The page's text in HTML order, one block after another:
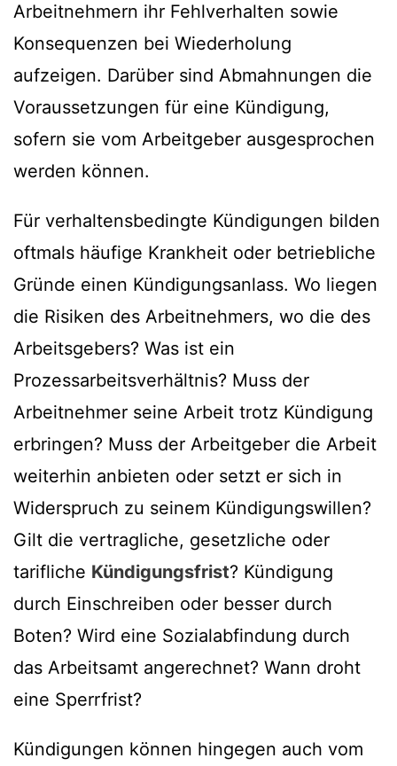
Arbeitnehmern ihr Fehlverhalten sowie
Konsequenzen bei Wiederholung
aufzeigen. Darüber sind Abmahnungen die
Voraussetzungen für eine Kündigung,
sofern sie vom Arbeitgeber ausgesprochen
werden können.
Für verhaltensbedingte Kündigungen bilden
oftmals häufige Krankheit oder betriebliche
Gründe einen Kündigungsanlass. Wo liegen
die Risiken des Arbeitnehmers, wo die des
Arbeitsgebers? Was ist ein
Prozessarbeitsverhältnis? Muss der
Arbeitnehmer seine Arbeit trotz Kündigung
erbringen? Muss der Arbeitgeber die Arbeit
weiterhin anbieten oder setzt er sich in
Widerspruch zu seinem Kündigungswillen?
Gilt die vertragliche, gesetzliche oder
tarifliche Kündigungsfrist? Kündigung
durch Einschreiben oder besser durch
Boten? Wird eine Sozialabfindung durch
das Arbeitsamt angerechnet? Wann droht
eine Sperrfrist?
Kündigungen können hingegen auch vom